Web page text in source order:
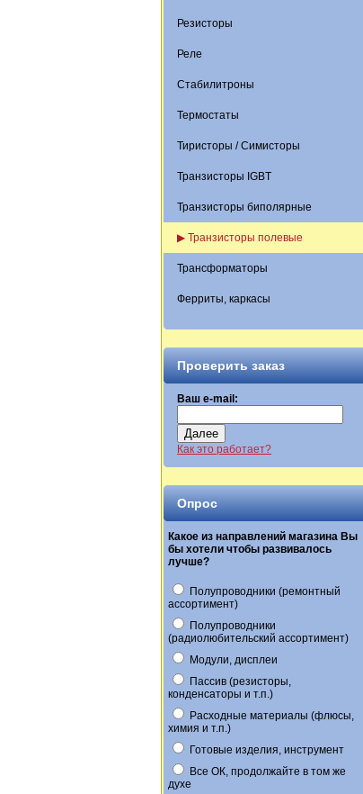
Резисторы
Реле
Стабилитроны
Термостаты
Тиристоры / Симисторы
Транзисторы IGBT
Транзисторы биполярные
▶ Транзисторы полевые
Трансформаторы
Ферриты, каркасы
Проверить заказ
Ваш e-mail:
Далее
Как это работает?
Опрос
Какое из направлений магазина Вы
бы хотели чтобы развивалось
лучше?
Полупроводники (ремонтный
ассортимент)
Полупроводники
(радиолюбительский ассортимент)
Модули, дисплеи
Пассив (резисторы,
конденсаторы и т.п.)
Расходные материалы (флюсы,
химия и т.п.)
Готовые изделия, инструмент
Все ОК, продолжайте в том же
духе